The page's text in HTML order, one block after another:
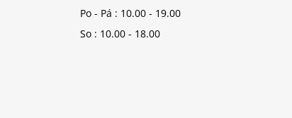
Po - Pá : 10.00 - 19.00
So : 10.00 - 18.00